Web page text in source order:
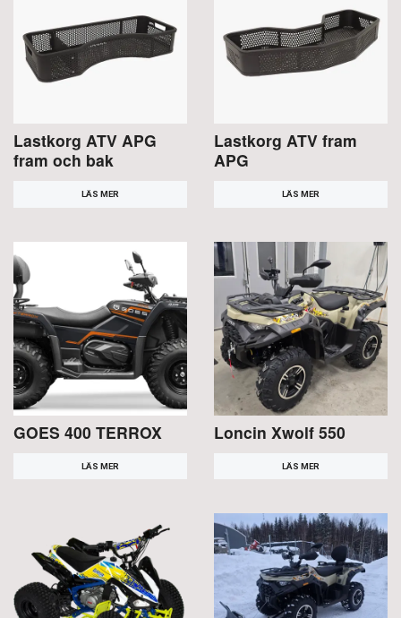
Lastkorg ATV APG
fram och bak
LÄS MER
Lastkorg ATV fram
APG
LÄS MER
GOES 400 TERROX
LÄS MER
Loncin Xwolf 550
LÄS MER